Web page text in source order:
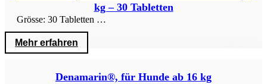
kg – 30 Tabletten
Grösse: 30 Tabletten …
Mehr erfahren
Denamarin®, für Hunde ab 16 kg